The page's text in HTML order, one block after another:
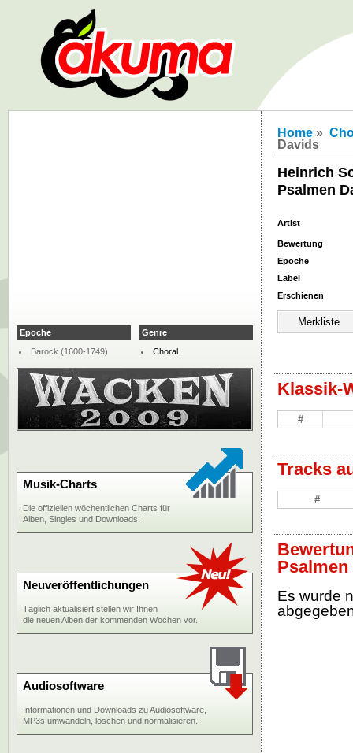
Home »
Davids
Heinrich
Psalmen
Artist
Bewertung
Epoche
Label
Erschienen
Klassik-
#
Tracks
#
Es wurde
Epoche
Barock (1600-1749)
Genre
Choral
Musik-Charts
Die offiziellen wöchentlichen Charts für
Alben, Singles und Downloads.
Neuveröffentlichungen
Täglich aktualisiert stellen wir Ihnen
die neuen Alben der kommenden Wochen vor.
Audiosoftware
Informationen und Downloads zu Audiosoftware,
MP3s umwandeln, löschen und normalisieren.